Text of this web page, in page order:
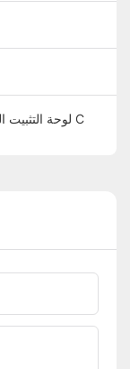
لوحة التثبيت السريع C